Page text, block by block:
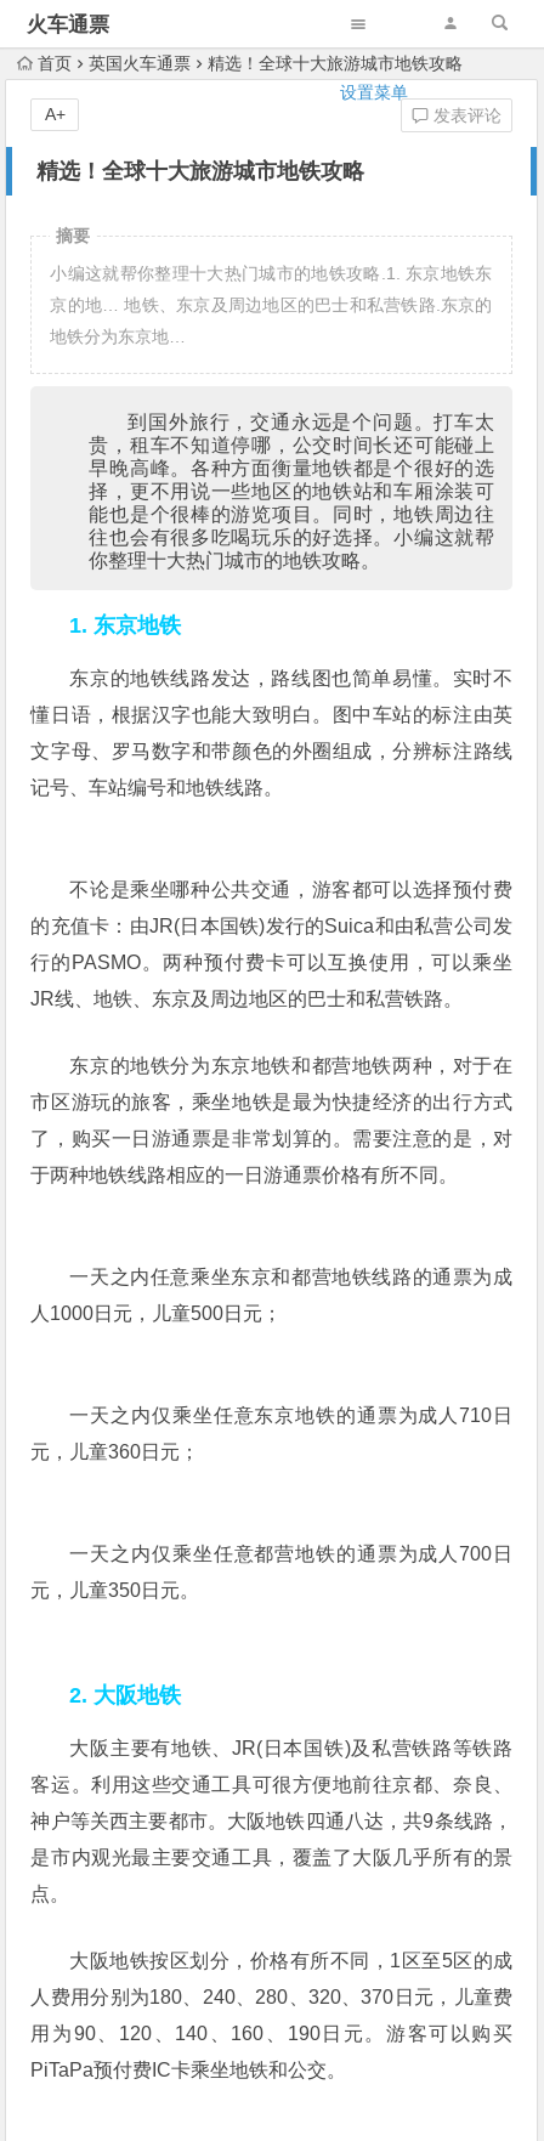
火车通票
设置菜单
首页 英国火车通票 精选！全球十大旅游城市地铁攻略
精选！全球十大旅游城市地铁攻略
发表评论
A+
摘要
小编这就帮你整理十大热门城市的地铁攻略.1. 东京地铁东
京的地… 地铁、东京及周边地区的巴士和私营铁路.东京的
地铁分为东京地…
到国外旅行，交通永远是个问题。打车太
贵，租车不知道停哪，公交时间长还可能碰上
早晚高峰。各种方面衡量地铁都是个很好的选
择，更不用说一些地区的地铁站和车厢涂装可
能也是个很棒的游览项目。同时，地铁周边往
往也会有很多吃喝玩乐的好选择。小编这就帮
你整理十大热门城市的地铁攻略。
1. 东京地铁
东京的地铁线路发达，路线图也简单易懂。实时不
懂日语，根据汉字也能大致明白。图中车站的标注由英
文字母、罗马数字和带颜色的外圈组成，分辨标注路线
记号、车站编号和地铁线路。
不论是乘坐哪种公共交通，游客都可以选择预付费
的充值卡：由JR(日本国铁)发行的Suica和由私营公司发
行的PASMO。两种预付费卡可以互换使用，可以乘坐
JR线、地铁、东京及周边地区的巴士和私营铁路。
东京的地铁分为东京地铁和都营地铁两种，对于在
市区游玩的旅客，乘坐地铁是最为快捷经济的出行方式
了，购买一日游通票是非常划算的。需要注意的是，对
于两种地铁线路相应的一日游通票价格有所不同。
一天之内任意乘坐东京和都营地铁线路的通票为成
人1000日元，儿童500日元；
一天之内仅乘坐任意东京地铁的通票为成人710日
元，儿童360日元；
一天之内仅乘坐任意都营地铁的通票为成人700日
元，儿童350日元。
2. 大阪地铁
大阪主要有地铁、JR(日本国铁)及私营铁路等铁路
客运。利用这些交通工具可很方便地前往京都、奈良、
神户等关西主要都市。大阪地铁四通八达，共9条线路，
是市内观光最主要交通工具，覆盖了大阪几乎所有的景
点。
大阪地铁按区划分，价格有所不同，1区至5区的成
人费用分别为180、240、280、320、370日元，儿童费
用为90、120、140、160、190日元。游客可以购买
PiTaPa预付费IC卡乘坐地铁和公交。